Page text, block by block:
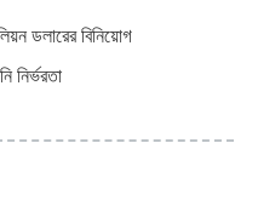
ডলারের বিনিয়োগ
নির্ভরতা